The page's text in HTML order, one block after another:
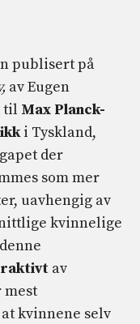
publisert på
av Eugen
til Max Planck-
i Tyskland,
der
som mer
uavhengig av
kvinnelige
av
mest
kvinnene selv